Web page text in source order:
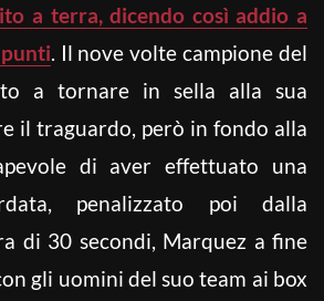
a terra, dicendo così addio a
. Il nove volte campione del
a tornare in sella alla sua
il traguardo, però in fondo alla
di aver effettuato una
penalizzato poi dalla
di 30 secondi, Marquez a fine
gli uomini del suo team ai box